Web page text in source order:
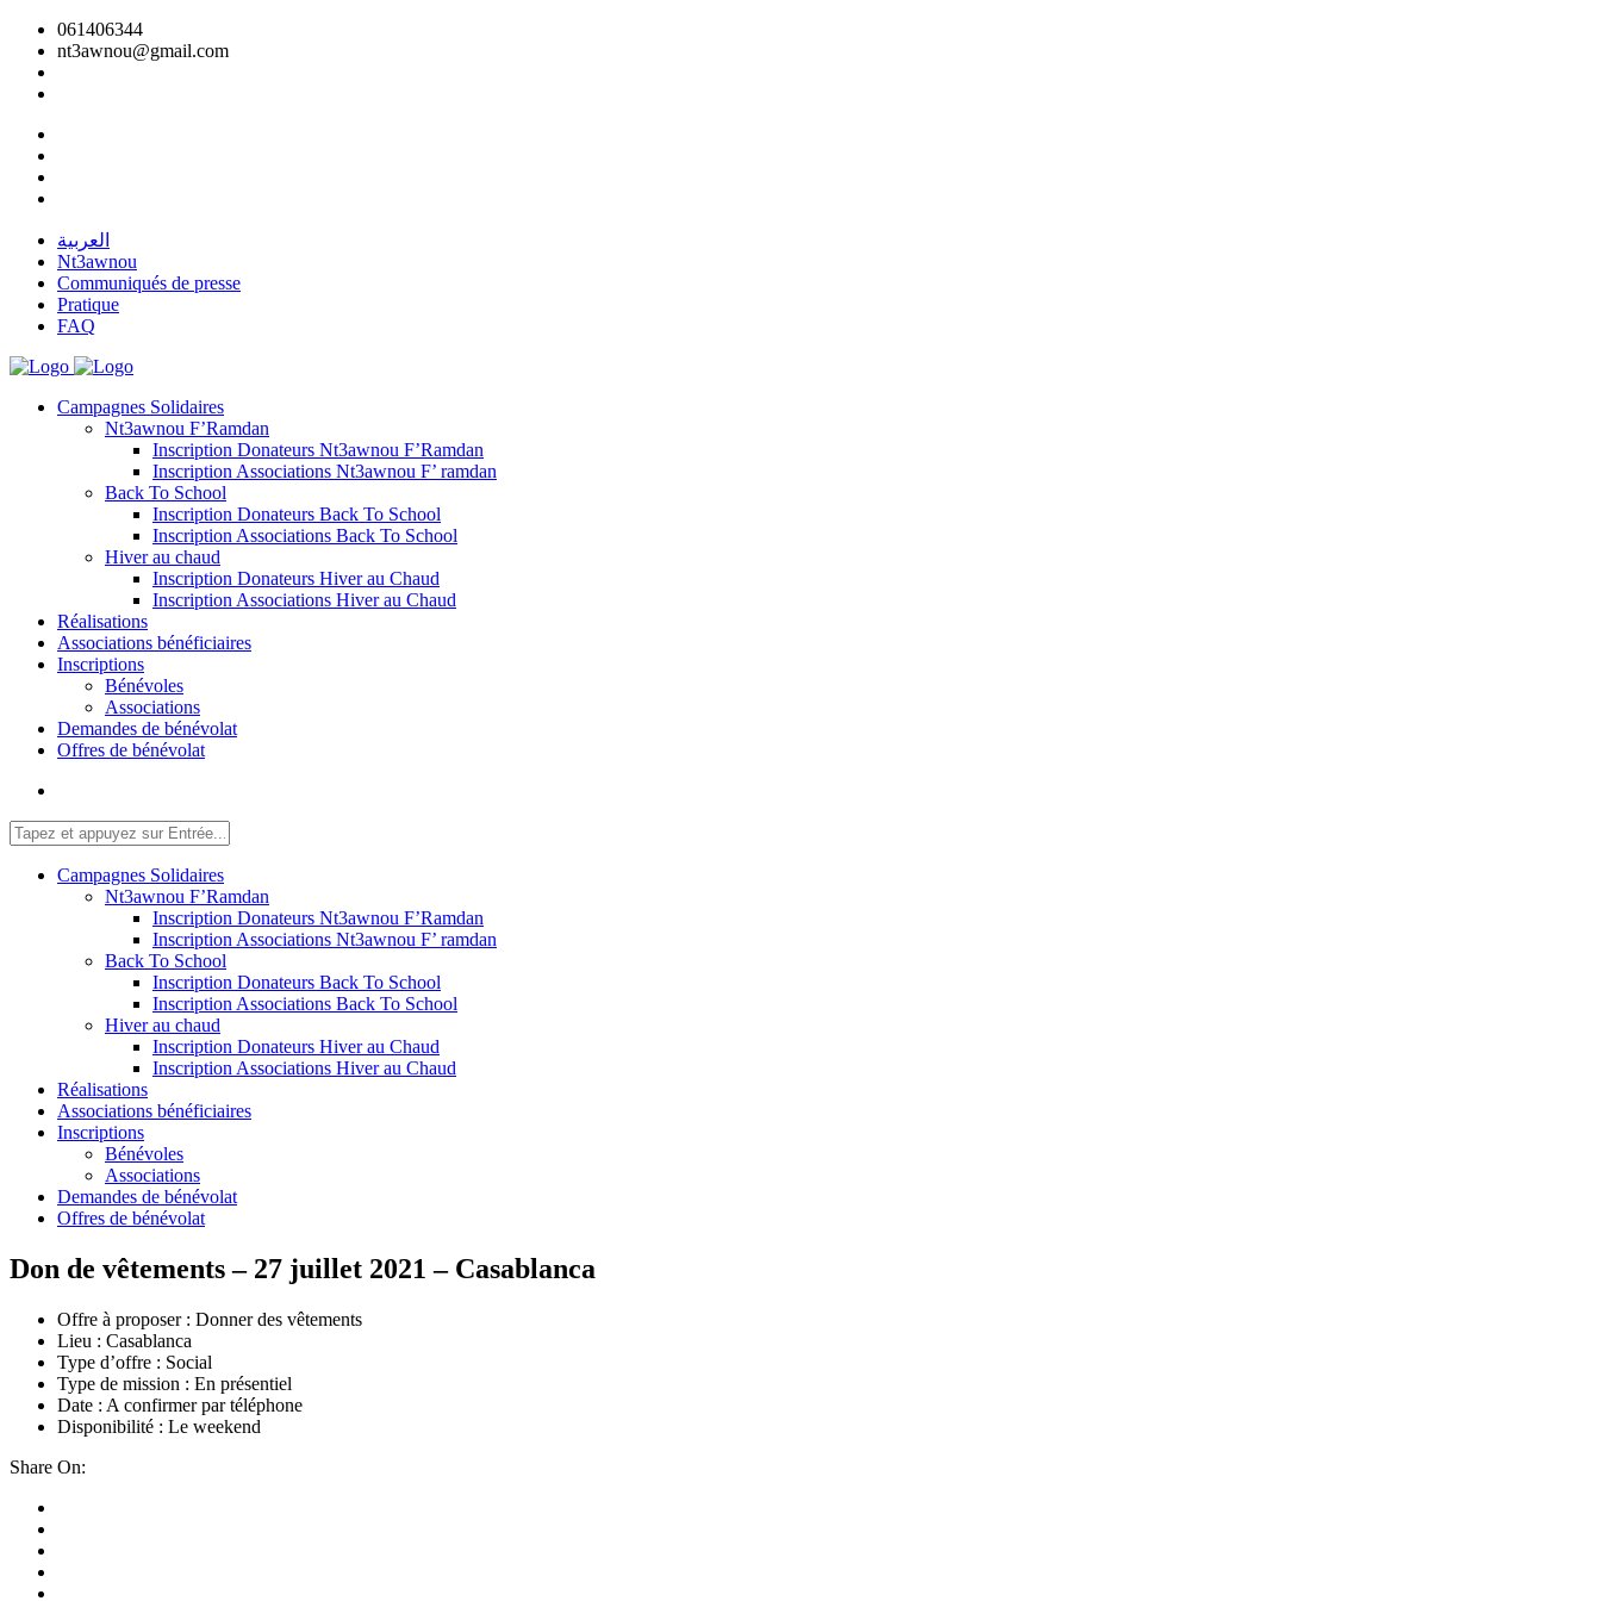
061406344
nt3awnou@gmail.com
العربية
Nt3awnou
Communiqués de presse
Pratique
FAQ
Campagnes Solidaires
Nt3awnou F’Ramdan
Inscription Donateurs Nt3awnou F’Ramdan
Inscription Associations Nt3awnou F’ ramdan
Back To School
Inscription Donateurs Back To School
Inscription Associations Back To School
Hiver au chaud
Inscription Donateurs Hiver au Chaud
Inscription Associations Hiver au Chaud
Réalisations
Associations bénéficiaires
Inscriptions
Bénévoles
Associations
Demandes de bénévolat
Offres de bénévolat
Campagnes Solidaires
Nt3awnou F’Ramdan
Inscription Donateurs Nt3awnou F’Ramdan
Inscription Associations Nt3awnou F’ ramdan
Back To School
Inscription Donateurs Back To School
Inscription Associations Back To School
Hiver au chaud
Inscription Donateurs Hiver au Chaud
Inscription Associations Hiver au Chaud
Réalisations
Associations bénéficiaires
Inscriptions
Bénévoles
Associations
Demandes de bénévolat
Offres de bénévolat
Don de vêtements – 27 juillet 2021 – Casablanca
Offre à proposer : Donner des vêtements
Lieu : Casablanca
Type d’offre : Social
Type de mission : En présentiel
Date : A confirmer par téléphone
Disponibilité : Le weekend
Share On: